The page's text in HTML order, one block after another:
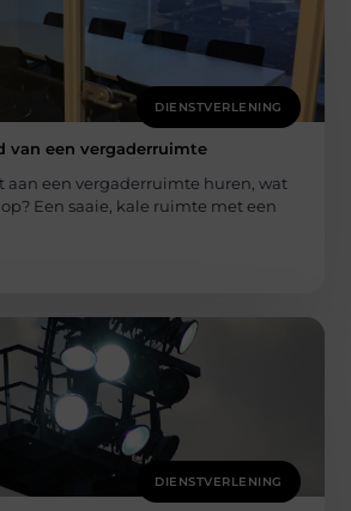
DIENSTVERLENING
van een vergaderruimte
aan een vergaderruimte huren, wat
Een saaie, kale ruimte met een
DIENSTVERLENING